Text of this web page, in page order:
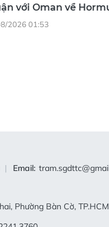
với Oman về
2026 01:53
Email:
Phường Bàn Cờ, TP.HCM